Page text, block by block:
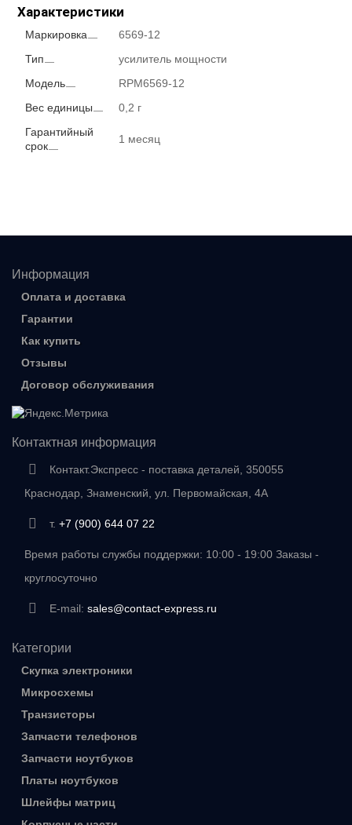
Характеристики
Маркировка
6569-12
Тип
усилитель мощности
Модель
RPM6569-12
Вес единицы
0,2 г
Гарантийный
срок
1 месяц
Информация
Оплата и доставка
Гарантии
Как купить
Отзывы
Договор обслуживания
Контактная информация
Контакт.Экспресс - поставка деталей, 350055
Краснодар, Знаменский, ул. Первомайская, 4А
т. +7 (900) 644 07 22
Время работы службы поддержки: 10:00 - 19:00 Заказы -
круглосуточно
E-mail: sales@contact-express.ru
Категории
Скупка электроники
Микросхемы
Транзисторы
Запчасти телефонов
Запчасти ноутбуков
Платы ноутбуков
Шлейфы матриц